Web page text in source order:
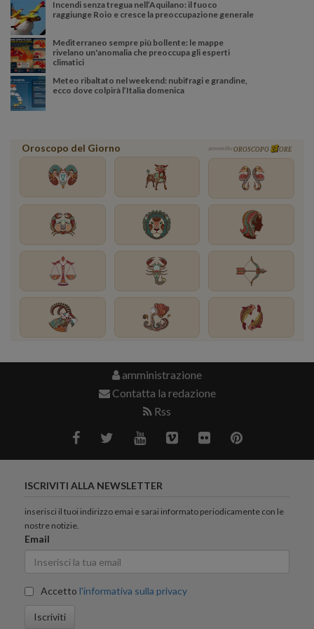
Incendi senza tregua nell’Aquilano: il fuoco
raggiunge Roio e cresce la preoccupazione generale
Mediterraneo sempre più bollente: le mappe
rivelano un'anomalia che preoccupa gli esperti
climatici
Meteo ribaltato nel weekend: nubifragi e grandine,
ecco dove colpirà l’Italia domenica
Oroscopo del Giorno powered by OROSCOPO ORE
amministrazione
Contatta la redazione
Rss
ISCRIVITI ALLA NEWSLETTER
inserisci il tuoi indirizzo emai e sarai informato periodicamente con le
nostre notizie.
Email
Accetto l'informativa sulla privacy
Iscriviti